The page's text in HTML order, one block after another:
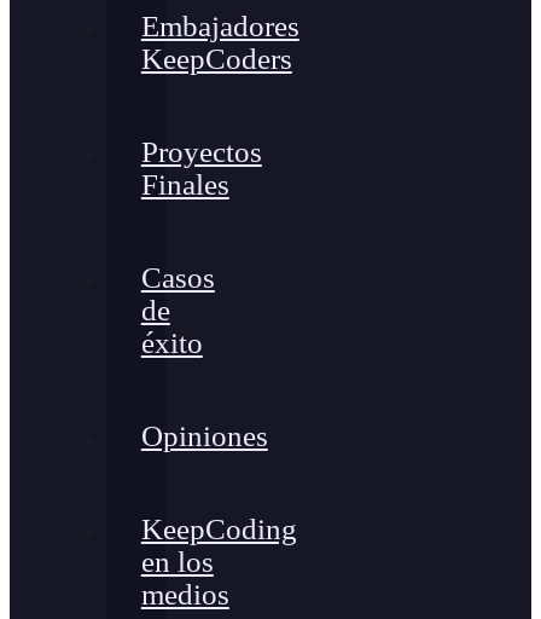
Embajadores
KeepCoders
Proyectos
Finales
Casos
de
éxito
Opiniones
KeepCoding
en los
medios